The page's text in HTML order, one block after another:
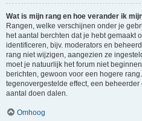
Wat is mijn rang en hoe verander ik
Rangen, welke verschijnen onder je
het aantal berchten dat je hebt gemaakt
identificeren, bijv. moderators en
rang niet wijzigen, aangezien ze
moet je natuurlijk het forum niet
berichten, gewoon voor een hogere
tegenovergestelde effect, een
aantal doen dalen.
Omhoog